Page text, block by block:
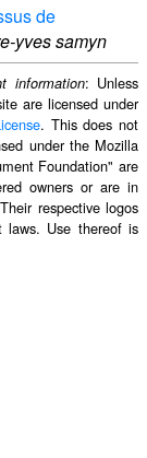
de
yves samyn
information: Unless
are licensed under
. This does not
under the Mozilla
Foundation" are
owners or are in
respective logos
laws. Use thereof is